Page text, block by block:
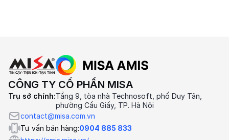
CÔNG TY CỔ PHẦN MISA
Trụ sở chính:Tầng 9, tòa nhà Technosoft, phố Duy Tân,
phường Cầu Giấy, TP. Hà Nội
contact@misa.com.vn
Tư vấn bán hàng:0904 885 833